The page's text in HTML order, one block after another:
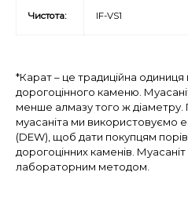
Чистота: IF-VS1
*Карат – це традиційна
дорогоцінного каменю.
менше алмазу того ж діаметру.
муасаніта ми використовуємо
(DEW), щоб дати покупцям
дорогоцінних каменів.
лабораторним методом.